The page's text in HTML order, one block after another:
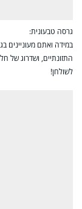
גרסה טבעונית:
במידה ואתם מעוניינים
התזונתיים, ושדרוג של
לשולחן!